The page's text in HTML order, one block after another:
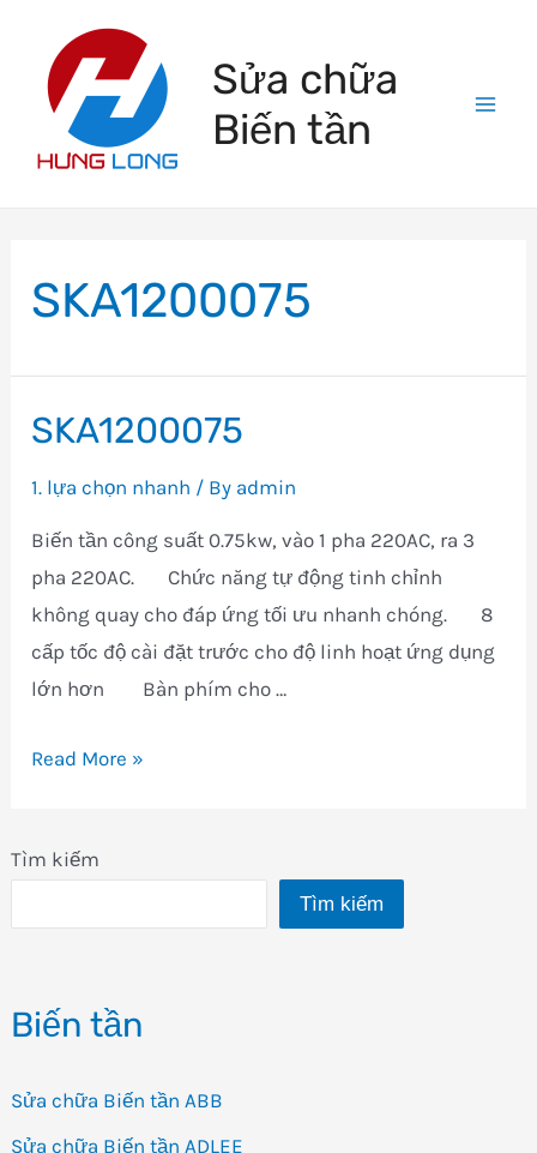
content
Sửa chữa
Biến tần
Tìm kiếm
Tìm kiếm
Biến tần
Sửa chữa Biến tần ABB
Sửa chữa Biến tần ADLEE
SKA1200075
SKA1200075
1. lựa chọn nhanh / By admin
Biến tần công suất 0.75kw, vào 1 pha 220AC, ra 3
pha 220AC. Chức năng tự động tinh chỉnh
không quay cho đáp ứng tối ưu nhanh chóng. 8
cấp tốc độ cài đặt trước cho độ linh hoạt ứng dụng
lớn hơn Bàn phím cho …
SKA1200075
Read More »